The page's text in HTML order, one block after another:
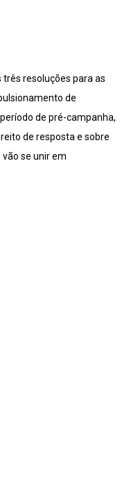
três resoluções para as
de
de pré-campanha,
de resposta e sobre
se unir em